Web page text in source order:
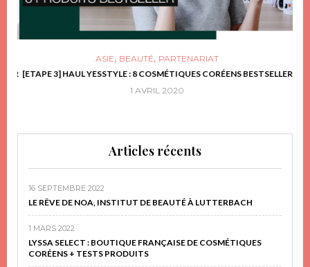
ASIE, BEAUTÉ, PARTENARIAT
[ETAPE 3] HAUL YESSTYLE : 8 COSMÉTIQUES CORÉENS BESTSELLER
1 AVRIL 2020
Articles récents
16 SEPTEMBRE 2022
LE RÊVE DE NOA, INSTITUT DE BEAUTÉ À LUTTERBACH
1 MARS 2022
LYSSA SELECT : BOUTIQUE FRANÇAISE DE COSMÉTIQUES
CORÉENS + TESTS PRODUITS